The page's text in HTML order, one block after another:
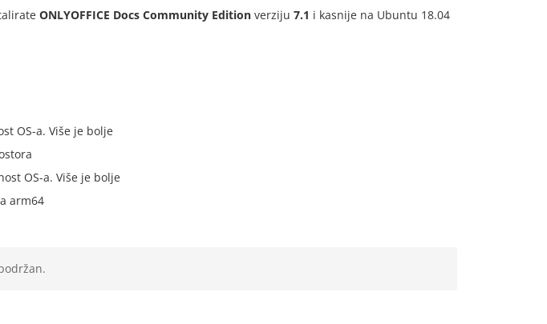
ONLYOFFICE Docs Community Edition verziju 7.1 i kasnije na Ubuntu 18.04
OS-a. Više je bolje
OS-a. Više je bolje
arm64